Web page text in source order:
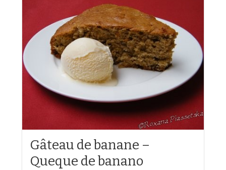
Gâteau de banane –
Queque de banano